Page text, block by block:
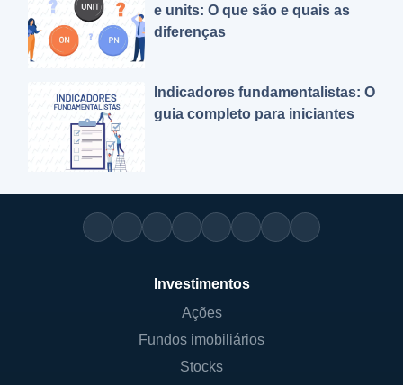
e units: O que são e quais as
diferenças
Indicadores fundamentalistas: O
guia completo para iniciantes
Investimentos
Ações
Fundos imobiliários
Stocks